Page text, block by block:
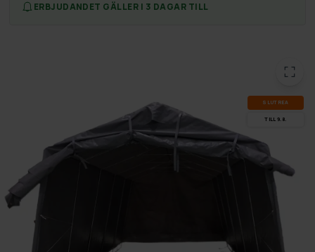
ERBJUDANDET GÄLLER I 3 DAGAR TILL
SLUT­REA
TILL 9.8.